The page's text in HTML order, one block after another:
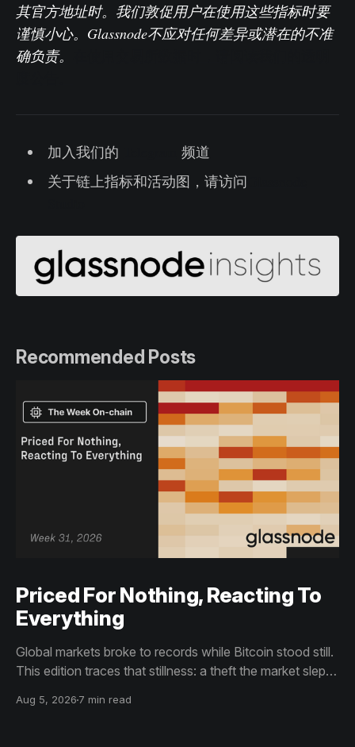
其官方地址时。我们敦促用户在使用这些指标时要
谨慎小心。Glassnode不应对任何差异或潜在的不准
确负责。
加入我们的
频道
关于链上指标和活动图，请访问
Recommended Posts
Priced For Nothing, Reacting To
Everything
Global markets broke to records while Bitcoin stood still.
This edition traces that stillness: a theft the market slept
than capitulation, and an options market priced for
Aug 5, 2026 7 min read